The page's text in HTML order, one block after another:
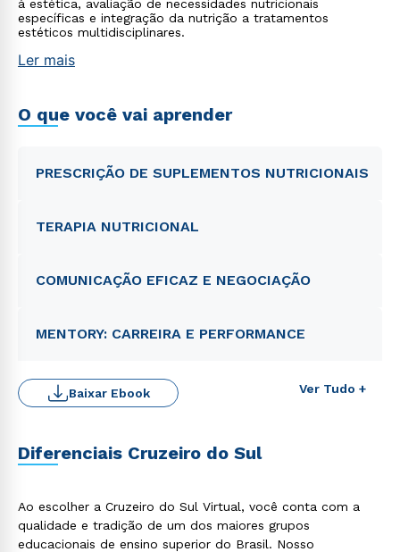
à estética, avaliação de necessidades nutricionais
específicas e integração da nutrição a tratamentos
estéticos multidisciplinares.
Ler mais
O que você vai aprender
PRESCRIÇÃO DE SUPLEMENTOS NUTRICIONAIS
TERAPIA NUTRICIONAL
COMUNICAÇÃO EFICAZ E NEGOCIAÇÃO
MENTORY: CARREIRA E PERFORMANCE
Ver Tudo +
Baixar Ebook
Diferenciais Cruzeiro do Sul
Ao escolher a Cruzeiro do Sul Virtual, você conta com a
qualidade e tradição de um dos maiores grupos
educacionais de ensino superior do Brasil. Nosso